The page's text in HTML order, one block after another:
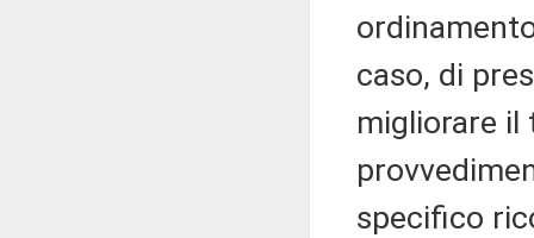
caso, di
migliorare il
specifico